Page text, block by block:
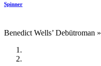
Spinner
Benedict Wells’ Debütroman